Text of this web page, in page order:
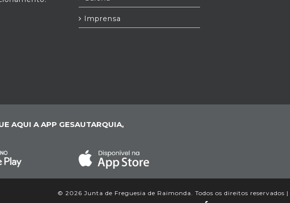
Imprensa
AQUI A APP GESAUTARQUIA,
© 2026 Junta de Freguesia de Raimonda. Todos os direitos reservados |